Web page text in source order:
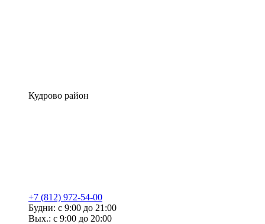
Кудрово район
+7 (812) 972-54-00
Будни: с 9:00 до 21:00
Вых.: с 9:00 до 20:00